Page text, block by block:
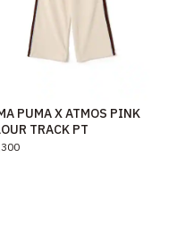
PUMA X ATMOS PINK
TRACK PT